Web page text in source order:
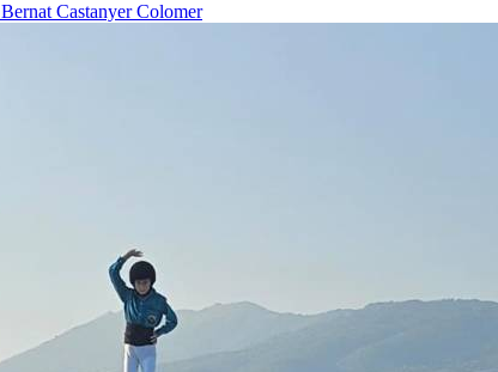
Bernat Castanyer Colomer